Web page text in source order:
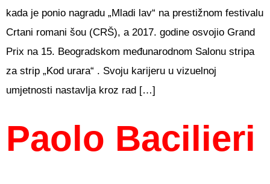
kada je ponio nagradu „Mladi lav“ na prestižnom festivalu
Crtani romani šou (CRŠ), a 2017. godine osvojio Grand
Prix na 15. Beogradskom međunarodnom Salonu stripa
za strip „Kod urara“ . Svoju karijeru u vizuelnoj
umjetnosti nastavlja kroz rad […]
Paolo Bacilieri